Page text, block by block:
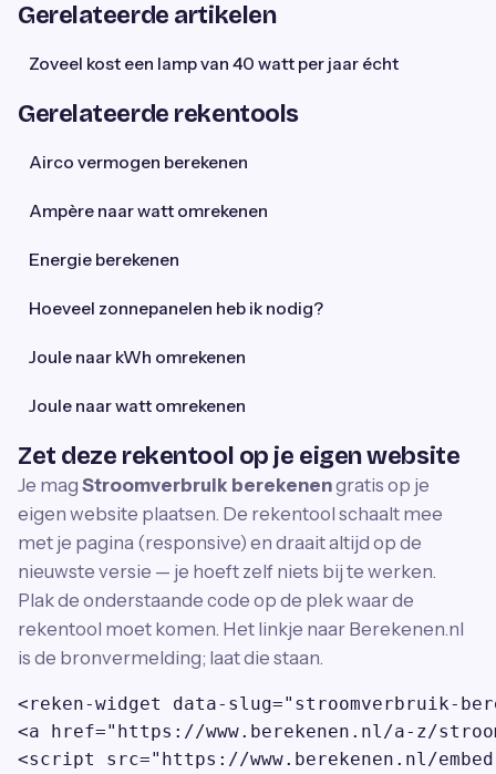
Gerelateerde artikelen
Zoveel kost een lamp van 40 watt per jaar écht
Gerelateerde rekentools
Airco vermogen berekenen
Ampère naar watt omrekenen
Energie berekenen
Hoeveel zonnepanelen heb ik nodig?
Joule naar kWh omrekenen
Joule naar watt omrekenen
Zet deze rekentool op je eigen website
Je mag Stroomverbruik berekenengratis op je
eigen website plaatsen. De rekentool schaalt mee
met je pagina (responsive) en draait altijd op de
nieuwste versie — je hoeft zelf niets bij te werken.
Plak de onderstaande code op de plek waar de
rekentool moet komen. Het linkje naar Berekenen.nl
is de bronvermelding; laat die staan.
<reken-widget data-slug="stroomverbruik-
<a href="https://www.berekenen.nl/a-z/
<script src="https://www.berekenen.nl/